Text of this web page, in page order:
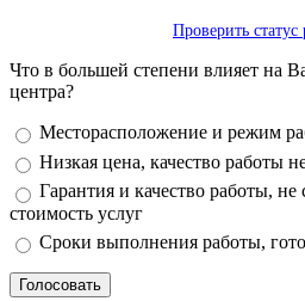
Проверить статус
Что в большей степени влияет на
центра?
Варианты
Месторасположение и режим
Низкая цена, качество работы
Гарантия и качество работы,
стоимость услуг
Сроки выполнения работы,